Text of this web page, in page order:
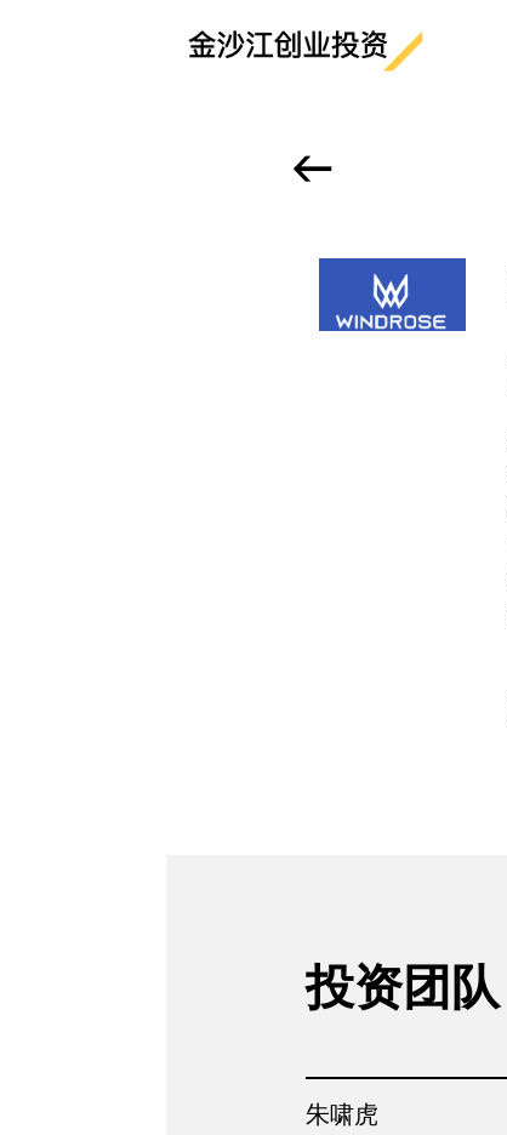
<-
投资团队
朱啸虎